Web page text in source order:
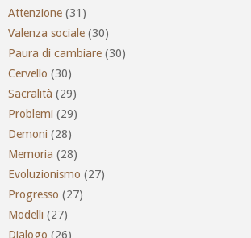
Attenzione (31)
Valenza sociale (30)
Paura di cambiare (30)
Cervello (30)
Sacralità (29)
Problemi (29)
Demoni (28)
Memoria (28)
Evoluzionismo (27)
Progresso (27)
Modelli (27)
Dialogo (26)